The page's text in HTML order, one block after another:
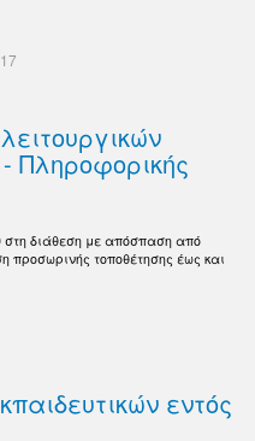
Πληροφορικής
στη διάθεση με απόσπαση από
τοποθέτησης έως και
εντός